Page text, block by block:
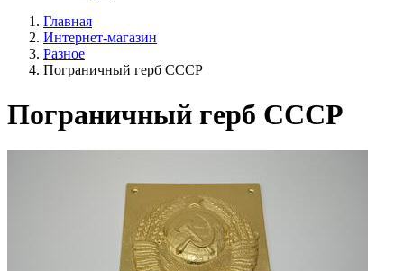
Главная
Интернет-магазин
Разное
Пограничный герб СССР
Пограничный герб СССР